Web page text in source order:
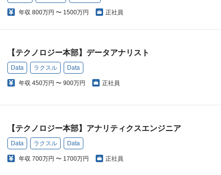
年収 800万円 〜 1500万円 正社員
【テクノロジー本部】データアナリスト
Data ラクスル Data
年収 450万円 〜 900万円 正社員
【テクノロジー本部】アナリティクスエンジニア
Data ラクスル Data
年収 700万円 〜 1700万円 正社員